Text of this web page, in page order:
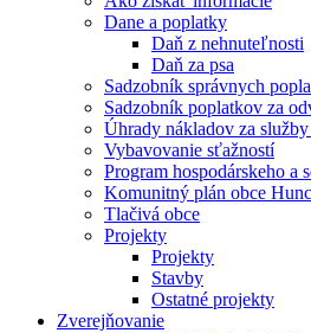
Dane a poplatky
Daň z nehnuteľnosti
Daň za psa
Sadzobník správnych
Sadzobník poplatkov za
Úhrady nákladov za
Vybavovanie sťažností
Program hospodárskeho a
Komunitný plán obce
Tlačivá obce
Projekty
Projekty
Stavby
Ostatné projekty
Zverejňovanie